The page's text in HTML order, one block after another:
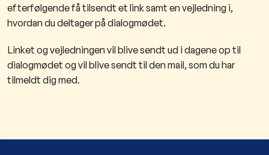
efterfølgende få tilsendt et link samt en vejledning i,
hvordan du deltager på dialogmødet.
Linket og vejledningen vil blive sendt ud i ​dagene op til
dialogmødet og vil blive sendt til den mail, som du har
tilmeldt dig med.